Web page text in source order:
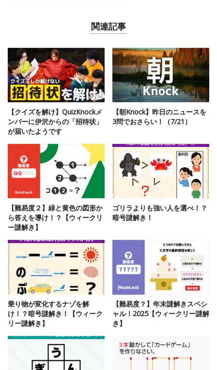
関連記事
【クイズを解け】QuizKnockメ
ンバーに伊沢からの「招待状」
が届いたようです
【朝Knock】昨日のニュースを
3問でおさらい！（7/21）
【難易度２】緑と黄色の図形か
ら答えを導け！？【ウィークリ
ー謎解き】
ゴリラよりも強い人を選べ！？
暗号謎解き！
乗り物が変化するナゾを解
け！？暗号謎解き！【ウィーク
リー謎解き】
【難易度？】年末謎解きスペシ
ャル！2025【ウィークリー謎解
き】